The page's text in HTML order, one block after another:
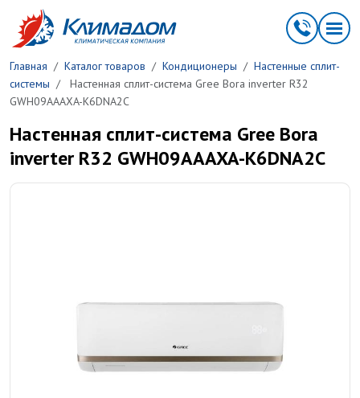
Перейти к основному содержанию
Главная Каталог товаров Кондиционеры
Настенные сплит-
системы
Настенная сплит-система Gree Bora inverter R32
GWH09AAAXA-K6DNA2C
Настенная сплит-система Gree Bora
inverter R32 GWH09AAAXA-K6DNA2C